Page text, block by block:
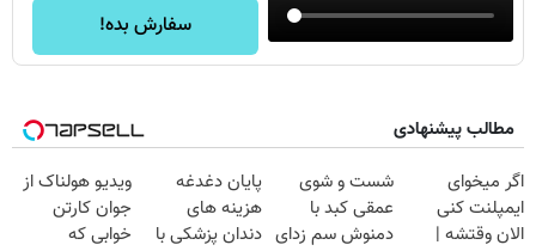
سفارش بده!
مطالب پیشنهادی
اگر میخوای
ایمپلنت کنی
الان وقتشه |
شست و شوی
عمقی کبد با
دمنوش سم زدای
پایان دغدغه
هزینه های
دندان پزشکی با
ویدیو هولناک از
جوان کارتن
خوابی که